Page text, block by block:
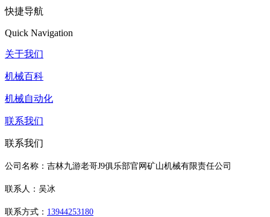
快捷导航
Quick Navigation
关于我们
机械百科
机械自动化
联系我们
联系我们
公司名称：吉林九游老哥J9俱乐部官网矿山机械有限责任公司
联系人：吴冰
联系方式： 13944253180